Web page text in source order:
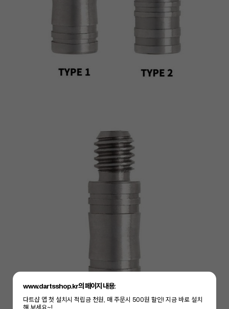
www.dartsshop.kr의 페이지 내용:
다트샵 앱 첫 설치시 적립금 천원, 매 주문시 500원 할인! 지금 바로 설치
해 보세요~!